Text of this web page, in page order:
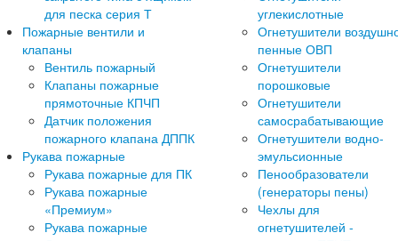
для песка серия Т
Пожарные вентили и
клапаны
Вентиль пожарный
Клапаны пожарные
прямоточные КПЧП
Датчик положения
пожарного клапана ДППК
Рукава пожарные
Рукава пожарные для ПК
Рукава пожарные
«Премиум»
Рукава пожарные
углекислотные
Огнетушители
пенные ОВП
Огнетушители
порошковые
Огнетушители
самосрабатывающие
Огнетушители водно-
эмульсионные
Пенообразователи
(генераторы пены)
Чехлы для
огнетушителей -